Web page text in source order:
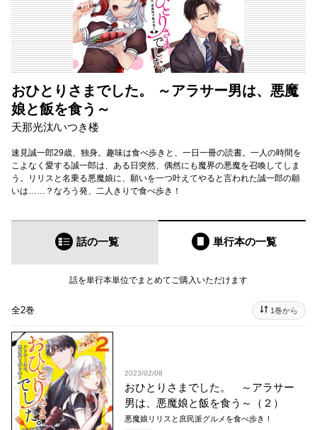
おひとりさまでした。 ～アラサー男は、悪魔
娘と飯を食う～
天那光汰/いつき楼
速見誠一郎29歳、独身。趣味は食べ歩きと、一日一冊の読書。一人の時間を
こよなく愛する誠一郎は、ある日突然、偶然にも魔界の悪魔を召喚してしま
う。リリスと名乗る悪魔娘に、願いを一つ叶えてやると言われた誠一郎の願
いは……？なろう発、二人きりで食べ歩き！
話の一覧 単行本の一覧
話を単行本単位でまとめてご購入いただけます
全2巻 1巻から
2023/02/08
おひとりさまでした。 ～アラサー
男は、悪魔娘と飯を食う～（２）
悪魔娘リリスと庶民派グルメを食べ歩き！